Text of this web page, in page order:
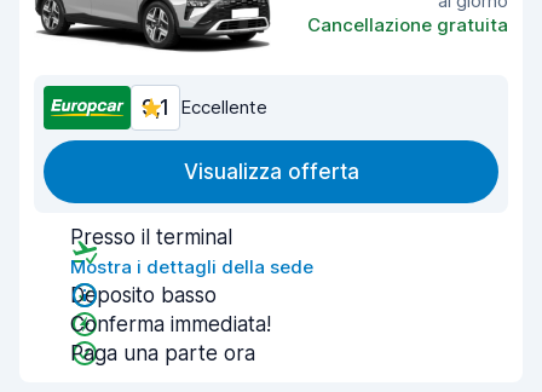
Cancellazione gratuita
9,1 Eccellente
Visualizza offerta
Presso il terminal
Mostra i dettagli della sede
Deposito basso
Conferma immediata!
Paga una parte ora